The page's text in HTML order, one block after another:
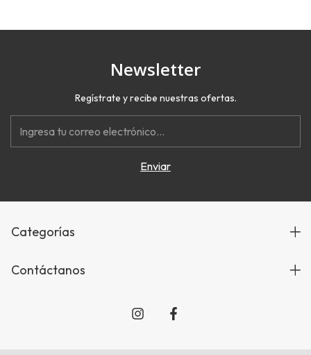
Newsletter
Regístrate y recibe nuestras ofertas.
Categorías
Contáctanos